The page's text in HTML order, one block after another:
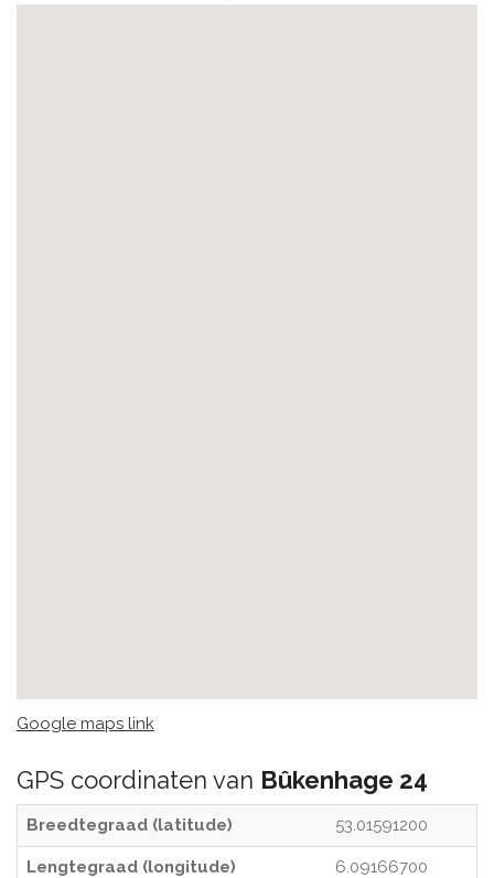
Google maps link
GPS coordinaten van Bûkenhage 24
Breedtegraad (latitude) 53.01591200
Lengtegraad (longitude) 6.09166700